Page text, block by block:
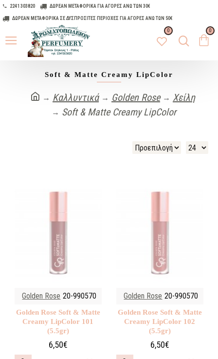
2241 303820 ΔΩΡΕΑΝ ΜΕΤΑΦΟΡΙΚΑ ΓΙΑ ΑΓΟΡΕΣ ΑΝΩ ΤΩΝ 30€
ΔΩΡΕΑΝ ΜΕΤΑΦΟΡΙΚΑ ΣΕ ΔΥΣΠΡΟΣΙΤΕΣ ΠΕΡΙΟΧΕΣ ΓΙΑ ΑΓΟΡΕΣ ΑΝΩ ΤΩΝ 50€
0 0
Καλλυντικά Golden Rose
Χείλη
Soft & Matte Creamy LipColor
Soft & Matte Creamy LipColor
Golden Rose 20-990570
Golden Rose Soft & Matte
Creamy LipColor 101
(5.5gr)
6,50€
Golden Rose 20-990570
Golden Rose Soft & Matte
Creamy LipColor 102
(5.5gr)
6,50€